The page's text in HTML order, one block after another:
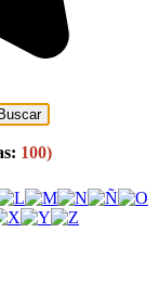
100)